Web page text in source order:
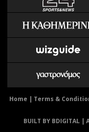
Home | Terms &
BUILT BY BDIGITAL |